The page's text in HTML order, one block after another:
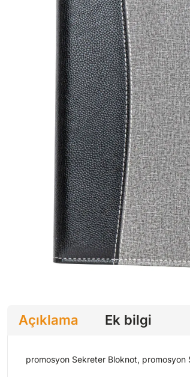
Açıklama Ek bilgi
promosyon Sekreter Bloknot,